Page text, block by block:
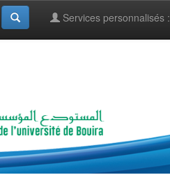
Services personnalisés :